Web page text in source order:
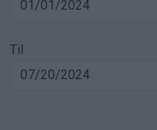
Til